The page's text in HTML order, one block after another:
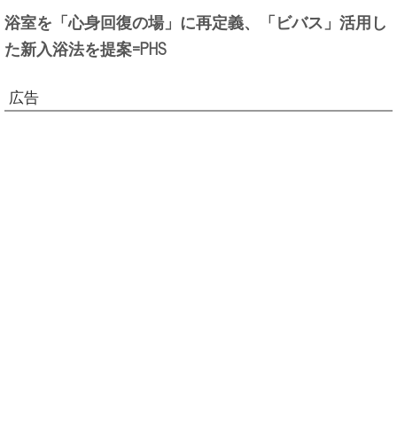
浴室を「心身回復の場」に再定義、「ビバス」活用し
た新入浴法を提案=PHS
広告